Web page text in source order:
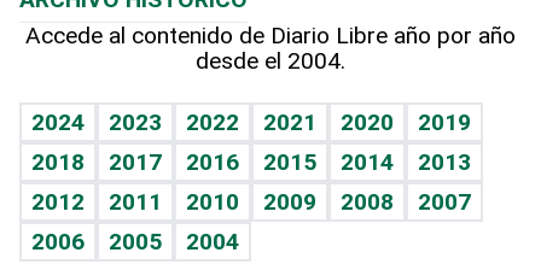
Hablando con el pediatra
Vida y familia
Eñe
Celebrando la vida
Sin complejos
TBT Deportivo
Más firmas
Hecho en casa
Guía del dinero
Cumpleaños
Horóscopos
Crucigramas
Accede al contenido de Diario Libre año por año
desde el 2004.
2024 2023 2022 2021 2020
2019
2018
2017 2016 2015 2014
2013
2012
2011 2010 2009 2008
2007
2006
2005 2004